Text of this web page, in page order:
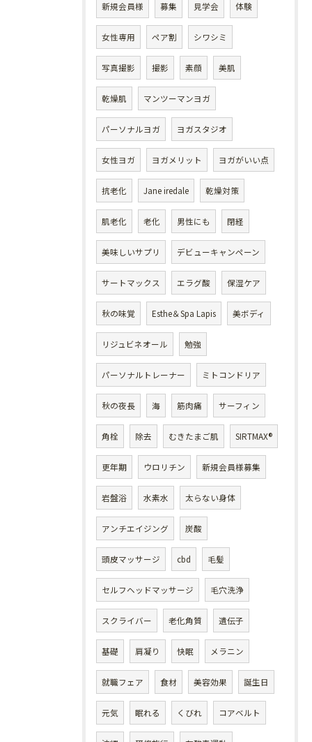
新規会員様 募集 見学会 体験
女性専用 ペア割 シワシミ
写真撮影 撮影 素顔 美肌
乾燥肌 マンツーマンヨガ
パーソナルヨガ ヨガスタジオ
女性ヨガ ヨガメリット ヨガがいい点
抗老化 Jane iredale 乾燥対策
肌老化 老化 男性にも 閉経
美味しいサプリ デビューキャンペーン
サートマックス エラグ酸 保湿ケア
秋の味覚 Esthe＆Spa Lapis 美ボディ
リジュビネオール 勉強
パーソナルトレーナー ミトコンドリア
秋の夜長 海 筋肉痛 サーフィン
角栓 除去 むきたまご肌 SIRTMAX®
更年期 ウロリチン 新規会員様募集
岩盤浴 水素水 太らない身体
アンチエイジング 炭酸
頭皮マッサージ cbd 毛髪
セルフヘッドマッサージ 毛穴洗浄
スクライバー 老化角質 遺伝子
基礎 肩凝り 快眠 メラニン
就職フェア 食材 美容効果 誕生日
元気 眠れる くびれ コアベルト